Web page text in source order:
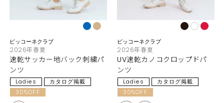
ピッコーネクラブ
2026年春夏
速乾サッカー地バック刺繍パ
ンツ
Ladies
カタログ掲載
30%OFF
ピッコーネクラブ
2026年春夏
UV速乾カノコクロップドパ
ンツ
Ladies
カタログ掲載
30%OFF